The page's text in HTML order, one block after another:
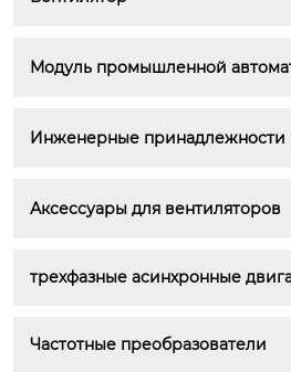
Модуль промышленной
Инженерные принадлежности
Аксессуары для вентиляторов
трехфазные асинхронные
Частотные преобразователи